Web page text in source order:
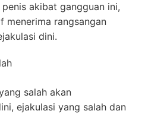
akibat gangguan ini,
menerima rangsangan
dini.
salah akan
ejakulasi yang salah dan